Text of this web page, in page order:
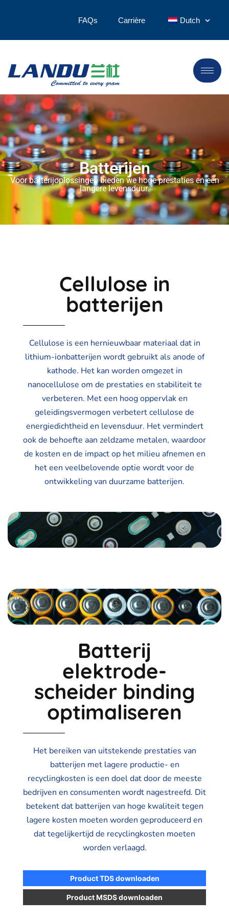
FAQs Carrière Dutch
Batterijen
Voor batterijoplossingen bieden we hoge prestaties en een
langere levensduur.
Cellulose in
batterijen
Cellulose is een hernieuwbaar materiaal dat in
lithium-ionbatterijen wordt gebruikt als anode of
kathode. Het kan worden omgezet in
nanocellulose om de prestaties en stabiliteit te
verbeteren. Met een hoog oppervlak en
geleidingsvermogen verbetert cellulose de
energiedichtheid en levensduur. Het vermindert
ook de behoefte aan zeldzame metalen, waardoor
de kosten en de impact op het milieu afnemen en
het een veelbelovende optie wordt voor de
ontwikkeling van duurzame batterijen.
Batterij
elektrode-
scheider binding
optimaliseren
Het bereiken van uitstekende prestaties van
batterijen met lagere productie- en
recyclingkosten is een doel dat door de meeste
bedrijven en consumenten wordt nagestreefd. Dit
betekent dat batterijen van hoge kwaliteit tegen
lagere kosten moeten worden geproduceerd en
dat tegelijkertijd de recyclingkosten moeten
worden verlaagd.
Product TDS downloaden
Product MSDS downloaden